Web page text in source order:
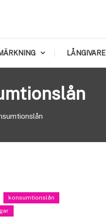
LÅNGIVARE
konsumtionslån